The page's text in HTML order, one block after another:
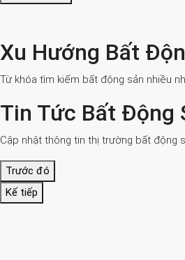
Xu Hướng Bất
Từ khóa tìm kiếm bất động sản nhiều
Tin Tức Bất Động
Cập nhật thông tin thị trường bất động
Trước đó
Kế tiếp